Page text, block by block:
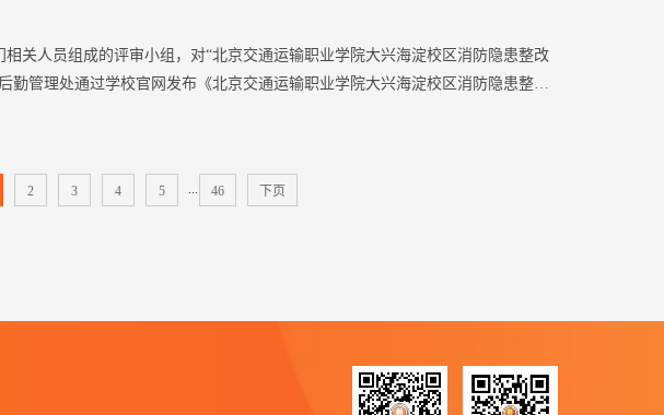
关人员组成的评审小组，对“北京交通运输职业学院大兴海淀校区消防隐患整改
勤管理处通过学校官网发布《北京交通运输职业学院大兴海淀校区消防隐患整改
2 3 4 5 46 下页